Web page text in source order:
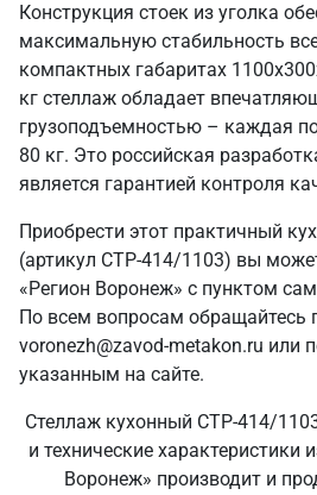
Конструкция стоек из уголка
максимальную стабильность
компактных габаритах
кг стеллаж обладает
грузоподъемностью – каждая
80 кг. Это российская
является гарантией контроля
Приобрести этот практичный
(артикул СТР-414/1103) вы
«Регион Воронеж» с пунктом
По всем вопросам обращайтесь
voronezh@zavod-metakon.ru или
указанным на сайте.
Стеллаж кухонный СТР-414/
и технические характеристики
Воронеж» производит и